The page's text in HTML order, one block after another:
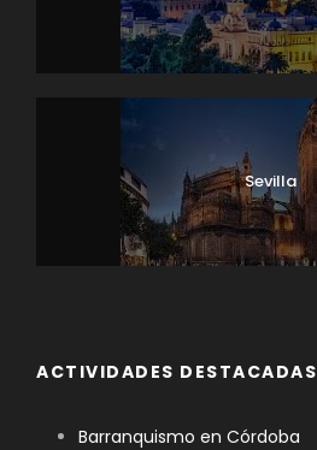
Sevilla
ACTIVIDADES DESTACADAS
Barranquismo en Córdoba